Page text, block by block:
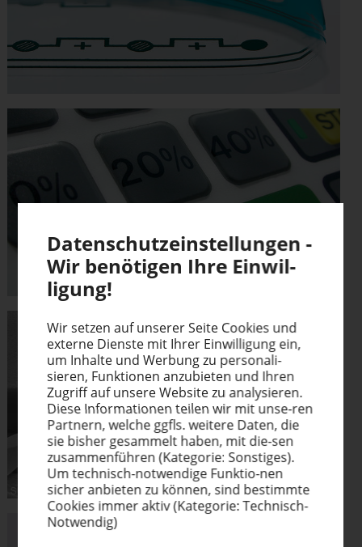
Daten­schutz­ein­stel­lungen -
Wir benötigen Ihre Einwil­
ligung!
Wir setzen auf unserer Seite Cookies und
externe Dienste mit Ihrer Einwil­ligung ein,
um Inhalte und Werbung zu perso­na­li­
sieren, Funktionen anzubieten und Ihren
Zugriff auf unsere Website zu analysieren.
Diese Infor­ma­tionen teilen wir mit unse-ren
Partnern, welche ggfls. weitere Daten, die
sie bisher gesammelt haben, mit die-sen
zusam­men­führen (Kategorie: Sonstiges).
Um technisch-notwendige Funktio-nen
sicher anbieten zu können, sind bestimmte
Cookies immer aktiv (Kategorie: Technisch-
Notwendig)